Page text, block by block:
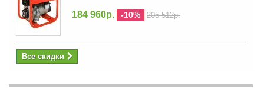
184 960р. -10% 205 512р.
Все скидки